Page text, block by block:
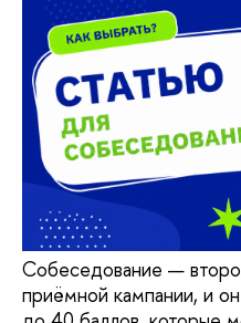
Собеседование —
приёмной кампании, и